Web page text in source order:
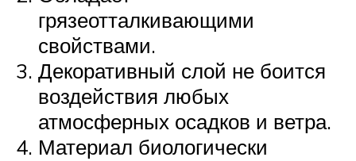
грязеотталкивающими
свойствами.
Декоративный слой не боится
воздействия любых
атмосферных осадков и ветра.
Материал биологически